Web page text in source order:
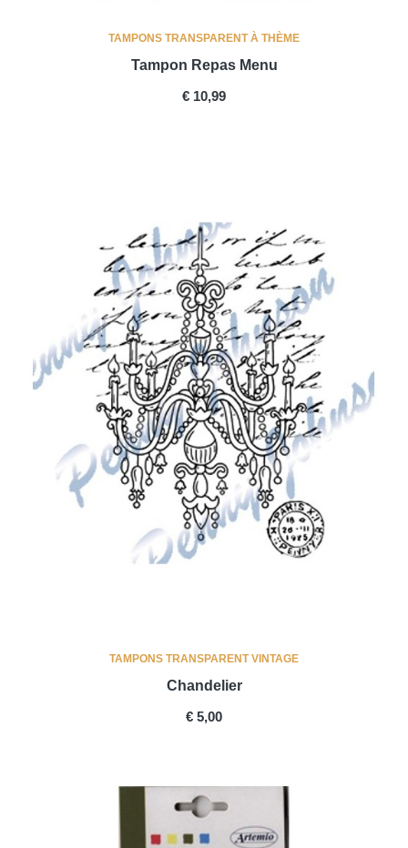
TAMPONS TRANSPARENT À THÈME
Tampon Repas Menu
PRICE
€ 10,99
TAMPONS TRANSPARENT VINTAGE
Chandelier
PRICE
€ 5,00